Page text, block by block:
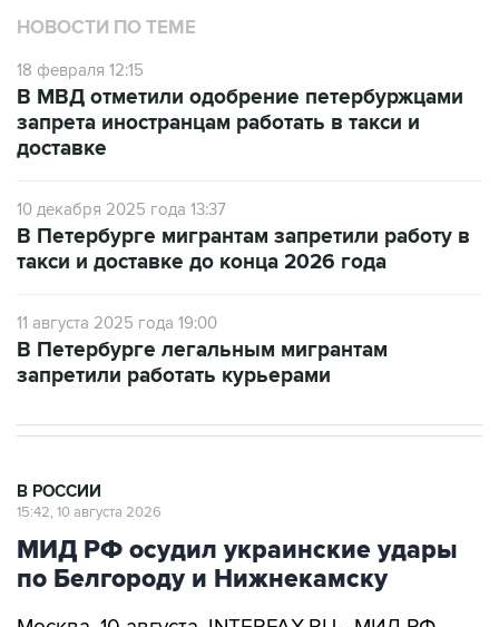
НОВОСТИ ПО ТЕМЕ
18 февраля 12:15
В МВД отметили одобрение петербуржцами
запрета иностранцам работать в такси и
доставке
10 декабря 2025 года 13:37
В Петербурге мигрантам запретили работу в
такси и доставке до конца 2026 года
11 августа 2025 года 19:00
В Петербурге легальным мигрантам
запретили работать курьерами
В РОССИИ
15:42, 10 августа 2026
МИД РФ осудил украинские удары
по Белгороду и Нижнекамску